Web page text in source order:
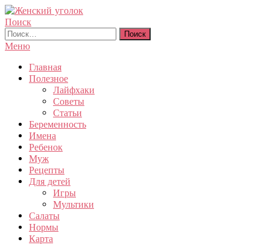
Перейти
к
содержимому
Женский уголок
Поиск
Найти:
Меню
Главная
Полезное
Лайфхаки
Советы
Статьи
Беременность
Имена
Ребенок
Муж
Рецепты
Для детей
Игры
Мультики
Салаты
Нормы
Карта